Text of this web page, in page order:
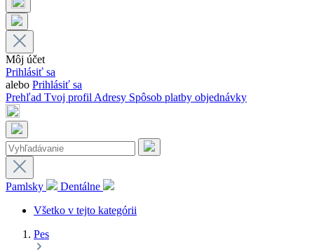
Môj účet
Prihlásiť sa
alebo Prihlásiť sa
Prehľad Tvoj profilAdresy Spôsob platby objednávky
Pamlsky
Dentálne
Všetko v tejto kategórii
Pes